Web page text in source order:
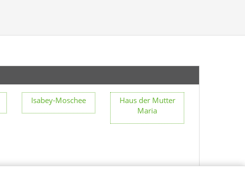
Isabey-Moschee
Haus der Mutter
Maria